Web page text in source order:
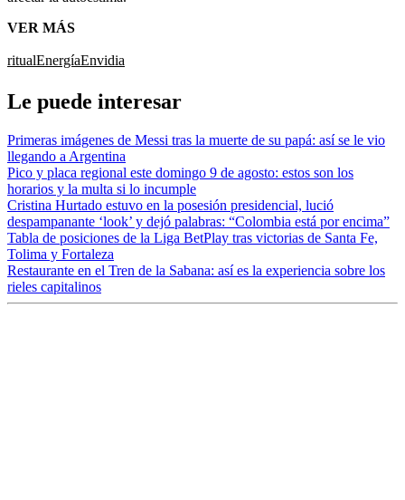
VER MÁS
ritualEnergíaEnvidia
Le puede interesar
Primeras imágenes de Messi tras la muerte de su papá: así se le vio
llegando a Argentina
Pico y placa regional este domingo 9 de agosto: estos son los
horarios y la multa si lo incumple
Cristina Hurtado estuvo en la posesión presidencial, lució
despampanante ‘look’ y dejó palabras: “Colombia está por encima”
Tabla de posiciones de la Liga BetPlay tras victorias de Santa Fe,
Tolima y Fortaleza
Restaurante en el Tren de la Sabana: así es la experiencia sobre los
rieles capitalinos